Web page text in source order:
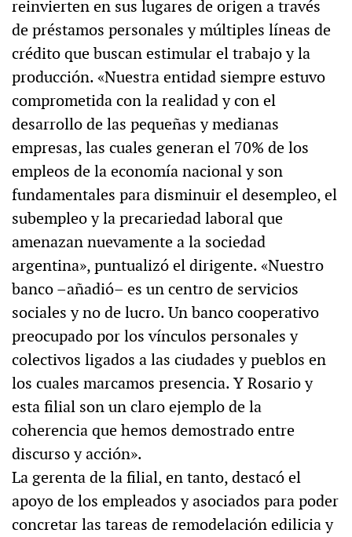
reinvierten en sus lugares de origen a través
de préstamos personales y múltiples líneas de
crédito que buscan estimular el trabajo y la
producción. «Nuestra entidad siempre estuvo
comprometida con la realidad y con el
desarrollo de las pequeñas y medianas
empresas, las cuales generan el 70% de los
empleos de la economía nacional y son
fundamentales para disminuir el desempleo, el
subempleo y la precariedad laboral que
amenazan nuevamente a la sociedad
argentina», puntualizó el dirigente. «Nuestro
banco –añadió– es un centro de servicios
sociales y no de lucro. Un banco cooperativo
preocupado por los vínculos personales y
colectivos ligados a las ciudades y pueblos en
los cuales marcamos presencia. Y Rosario y
esta filial son un claro ejemplo de la
coherencia que hemos demostrado entre
discurso y acción».
La gerenta de la filial, en tanto, destacó el
apoyo de los empleados y asociados para poder
concretar las tareas de remodelación edilicia y